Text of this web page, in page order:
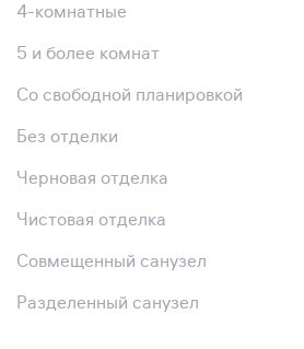
4-комнатные
5 и более комнат
Со свободной планировкой
Без отделки
Черновая отделка
Чистовая отделка
Совмещенный санузел
Разделенный санузел